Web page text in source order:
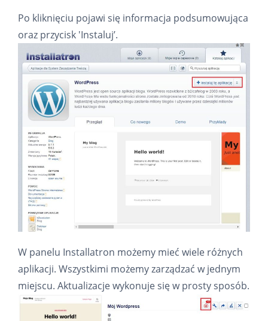
Po kliknięciu pojawi się informacja podsumowująca
oraz przycisk 'Instaluj’.
W panelu Installatron możemy mieć wiele różnych
aplikacji. Wszystkimi możemy zarządzać w jednym
miejscu. Aktualizacje wykonuje się w prosty sposób.